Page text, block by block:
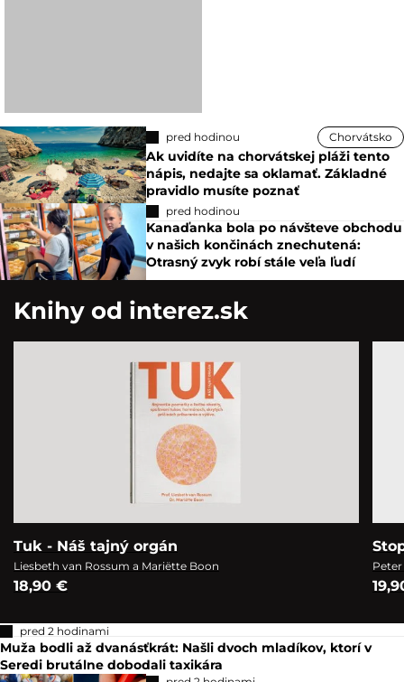
pred hodinou Chorvátsko
Ak uvidíte na chorvátskej pláži tento
nápis, nedajte sa oklamať. Základné
pravidlo musíte poznať
pred hodinou
Kanaďanka bola po návšteve obchodu
v našich končinách znechutená:
Otrasný zvyk robí stále veľa ľudí
Knihy od interez.sk
Tuk - Náš tajný orgán
Liesbeth van Rossum a Mariëtte Boon
18,90 €
pred 2 hodinami
Muža bodli až dvanásťkrát: Našli dvoch mladíkov, ktorí v
Seredi brutálne dobodali taxikára